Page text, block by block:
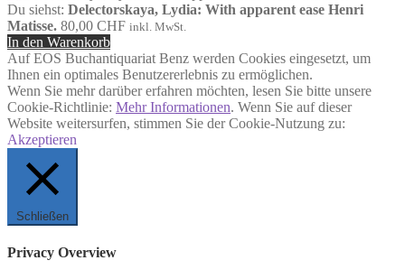
Du siehst: Delectorskaya, Lydia: With apparent ease Henri
Matisse. 80,00 CHF inkl. MwSt.
In den Warenkorb
Auf EOS Buchantiquariat Benz werden Cookies eingesetzt, um
Ihnen ein optimales Benutzererlebnis zu ermöglichen.
Wenn Sie mehr darüber erfahren möchten, lesen Sie bitte unsere
Cookie-Richtlinie: Mehr Informationen. Wenn Sie auf dieser
Website weitersurfen, stimmen Sie der Cookie-Nutzung zu:
Akzeptieren
Schließen
Privacy Overview